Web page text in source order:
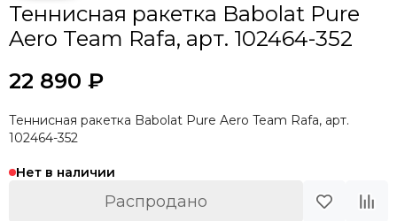
Теннисная ракетка Babolat Pure
Aero Team Rafa, арт. 102464-352
22 890 ₽
Теннисная ракетка Babolat Pure Aero Team Rafa, арт.
102464-352
Нет в наличии
Распродано